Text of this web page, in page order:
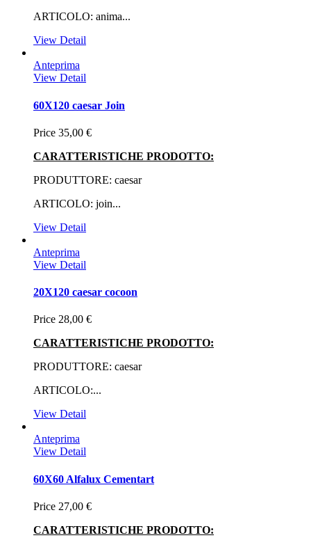
ARTICOLO: anima...
View Detail
Anteprima
View Detail
60X120 caesar Join
Price 35,00 €
CARATTERISTICHE PRODOTTO:
PRODUTTORE: caesar
ARTICOLO: join...
View Detail
Anteprima
View Detail
20X120 caesar cocoon
Price 28,00 €
CARATTERISTICHE PRODOTTO:
PRODUTTORE: caesar
ARTICOLO:...
View Detail
Anteprima
View Detail
60X60 Alfalux Cementart
Price 27,00 €
CARATTERISTICHE PRODOTTO: